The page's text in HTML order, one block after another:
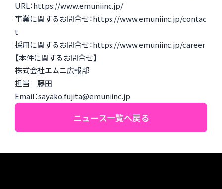
URL：https://www.emuniinc.jp/
事業に関するお問合せ：https://www.emuniinc.jp/contac
t
採用に関するお問合せ：https://www.emuniinc.jp/career
【本件に関するお問合せ】
株式会社エムニ広報部
担当 藤田
Email：sayako.fujita@emuniinc.jp
ニュース一覧へ戻る